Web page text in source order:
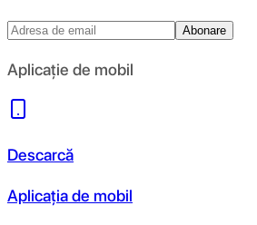
Abonare
Aplicație de mobil
Descarcă
Aplicația de mobil